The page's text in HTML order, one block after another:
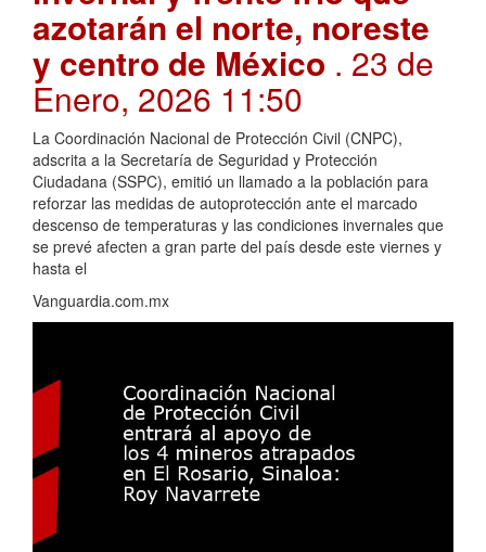
azotarán el norte, noreste
y centro de México . 23 de
Enero, 2026 11:50
La Coordinación Nacional de Protección Civil (CNPC),
adscrita a la Secretaría de Seguridad y Protección
Ciudadana (SSPC), emitió un llamado a la población para
reforzar las medidas de autoprotección ante el marcado
descenso de temperaturas y las condiciones invernales que
se prevé afecten a gran parte del país desde este viernes y
hasta el
Vanguardia.com.mx